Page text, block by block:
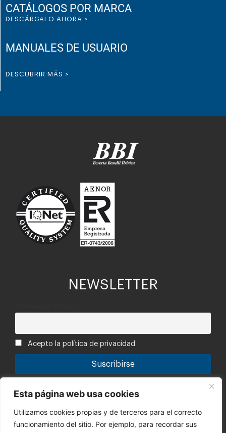
Esta página web usa cookies
Utilizamos cookies propias y de terceros para el correcto
funcionamiento del sitio. Por ejemplo, para recordar sus
CATÁLOGOS POR MARCA
DESCÁRGALO AHORA >
MANUALES DE USUARIO
DESCUBRIR MÁS >
NEWSLETTER
Acepto la política de privacidad
Tu información está segura con nosotros. Puedes leer la
política de privacidad.
Canal de denuncias
Código Ético